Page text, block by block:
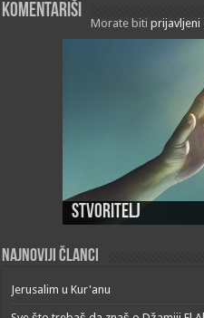
Komentariši
Morate bitiprijavljeni
Stvoritelj
Najnoviji članci
Jerusalim u Kur'anu